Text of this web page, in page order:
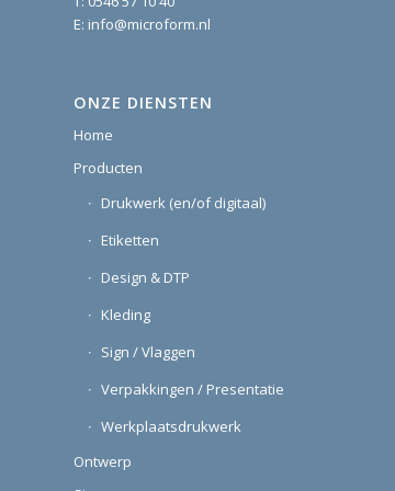
E: info@microform.nl
ONZE DIENSTEN
Home
Producten
Drukwerk (en/of digitaal)
Etiketten
Design & DTP
Kleding
Sign / Vlaggen
Verpakkingen / Presentatie
Werkplaatsdrukwerk
Ontwerp